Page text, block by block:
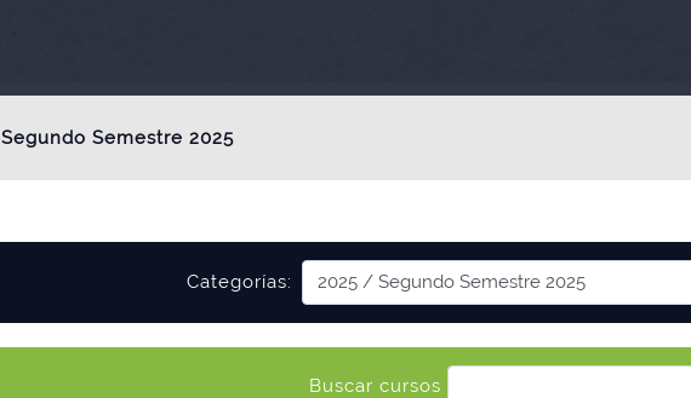
Segundo Semestre 2025
Categorías:
Buscar cursos